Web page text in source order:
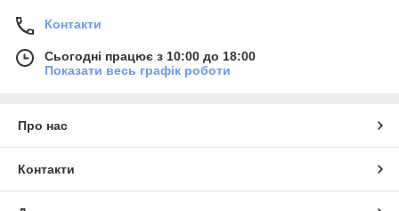
Контакти
Сьогодні працює з 10:00 до 18:00
Показати весь графік роботи
Про нас
Контакти